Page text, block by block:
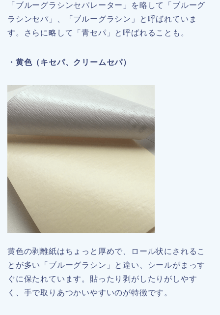
「ブルーグラシンセパレーター」を略して「ブルーグ
ラシンセパ」、「ブルーグラシン」と呼ばれていま
す。さらに略して「青セパ」と呼ばれることも。
・黄色（キセパ、クリームセパ）
黄色の剥離紙はちょっと厚めで、ロール状にされるこ
とが多い「ブルーグラシン」と違い、シールがまっす
ぐに保たれています。貼ったり剥がしたりがしやす
く、手で取りあつかいやすいのが特徴です。